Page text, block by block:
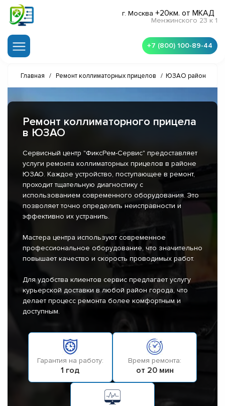
г. Москва +20км. от МКАД
Менжинского 23 к 1
+7 (800) 100-89-44
Главная / Ремонт коллиматорных прицелов / ЮЗАО район
Ремонт коллиматорного прицела
в ЮЗАО
Сервисный центр "ФиксРем-Сервис" предоставляет
услуги ремонта коллиматорных прицелов в районе
ЮЗАО. Каждое устройство, поступающее в ремонт,
проходит тщательную диагностику с
использованием современного оборудования. Это
позволяет точно определить неисправности и
эффективно их устранить.
Мастера центра используют современное
профессиональное оборудование, что значительно
повышает качество и скорость проводимых работ.
Для удобства клиентов сервис предлагает услугу
курьерской доставки в любой район города, что
делает процесс ремонта более комфортным и
доступным.
Гарантия на работу:
1 год
Время ремонта:
от 20 мин